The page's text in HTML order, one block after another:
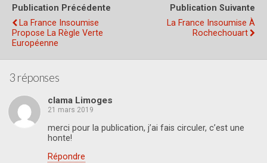
Publication Précédente
La France Insoumise
Propose La Règle Verte
Européenne
Publication Suivante
La France Insoumise À
Rochechouart
3 réponses
clama Limoges
21 mars 2019
merci pour la publication, j’ai fais circuler, c’est une
honte!
Répondre